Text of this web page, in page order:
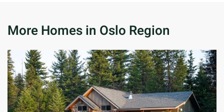
More Homes in Oslo Region